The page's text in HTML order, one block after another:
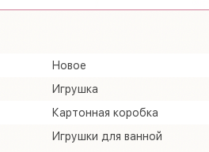
Новое
Игрушка
Картонная коробка
Игрушки для ванной